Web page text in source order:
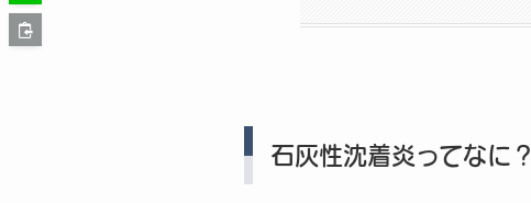
石灰性沈着炎ってなに？